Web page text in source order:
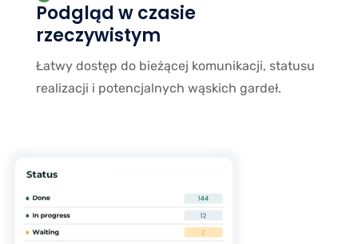
Podgląd w czasie
rzeczywistym
Łatwy dostęp do bieżącej komunikacji, statusu
realizacji i potencjalnych wąskich gardeł.